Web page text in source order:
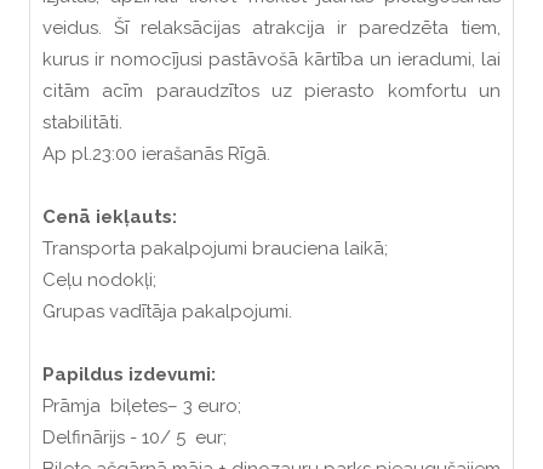
veidus. Šī relaksācijas atrakcija ir paredzēta tiem,
kurus ir nomocījusi pastāvošā kārtība un ieradumi, lai
citām acīm paraudzītos uz pierasto komfortu un
stabilitāti.
Ap pl.23:00 ierašanās Rīgā.
Cenā iekļauts:
Transporta pakalpojumi brauciena laikā;
Ceļu nodokļi;
Grupas vadītāja pakalpojumi.
Papildus izdevumi:
Prāmja biļetes– 3 euro;
Delfinārijs - 10/ 5 eur;